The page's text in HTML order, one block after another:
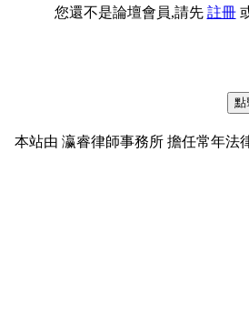
您還不是論壇會員,請先 註冊
本站由 瀛睿律師事務所 擔任常年法